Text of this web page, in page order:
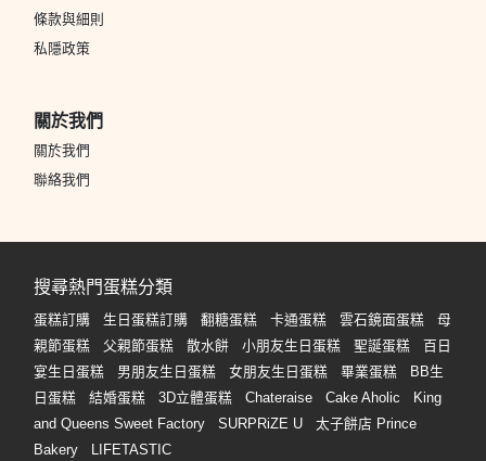
條款與細則
私隱政策
關於我們
關於我們
聯絡我們
搜尋熱門蛋糕分類
蛋糕訂購 生日蛋糕訂購 翻糖蛋糕 卡通蛋糕 雲石鏡面蛋糕
母
親節蛋糕
父親節蛋糕 散水餅 小朋友生日蛋糕 聖誕蛋糕
百日
宴生日蛋糕
男朋友生日蛋糕 女朋友生日蛋糕 畢業蛋糕
BB生
日蛋糕
結婚蛋糕 3D立體蛋糕 Chateraise Cake Aholic
King
and Queens Sweet Factory
SURPRiZE U
太子餅店 Prince
Bakery
LIFETASTIC